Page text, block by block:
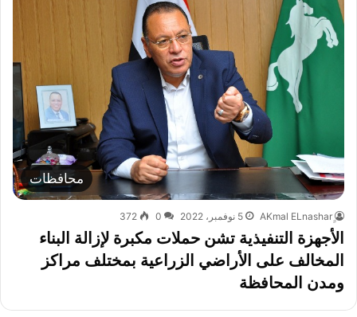
محافظات
5 نوفمبر، 2022 0
372
الأجهزة التنفيذية تشن حملات مكبرة لإزالة البناء
المخالف على الأراضي الزراعية بمختلف مراكز
ومدن المحافظة